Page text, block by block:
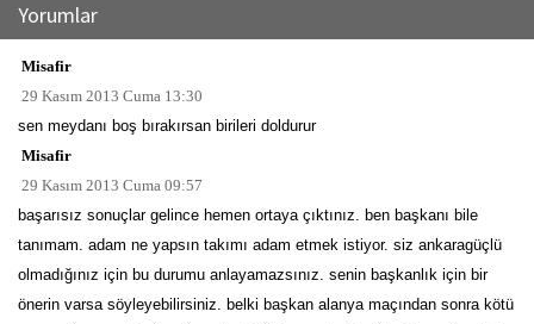
Yorumlar
Misafir
29 Kasım 2013 Cuma 13:30
sen meydanı boş bırakırsan birileri doldurur
Misafir
29 Kasım 2013 Cuma 09:57
başarısız sonuçlar gelince hemen ortaya çıktınız. ben başkanı bile
tanımam. adam ne yapsın takımı adam etmek istiyor. siz ankaragüçlü
olmadığınız için bu durumu anlayamazsınız. senin başkanlık için bir
önerin varsa söyleyebilirsiniz. belki başkan alanya maçından sonra kötü